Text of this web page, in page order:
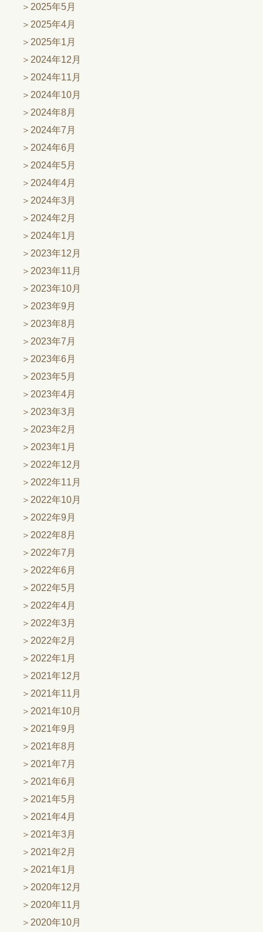
2025年5月
2025年4月
2025年1月
2024年12月
2024年11月
2024年10月
2024年8月
2024年7月
2024年6月
2024年5月
2024年4月
2024年3月
2024年2月
2024年1月
2023年12月
2023年11月
2023年10月
2023年9月
2023年8月
2023年7月
2023年6月
2023年5月
2023年4月
2023年3月
2023年2月
2023年1月
2022年12月
2022年11月
2022年10月
2022年9月
2022年8月
2022年7月
2022年6月
2022年5月
2022年4月
2022年3月
2022年2月
2022年1月
2021年12月
2021年11月
2021年10月
2021年9月
2021年8月
2021年7月
2021年6月
2021年5月
2021年4月
2021年3月
2021年2月
2021年1月
2020年12月
2020年11月
2020年10月